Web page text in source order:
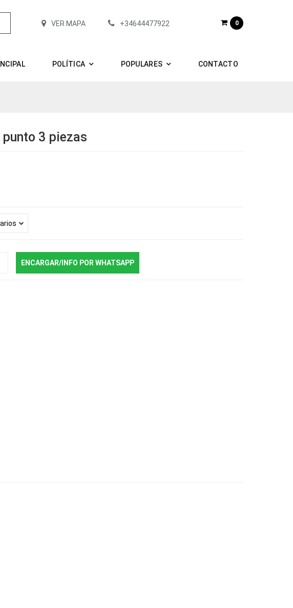
VER MAPA +34644477922 0
POLÍTICA POPULARES CONTACTO
3 piezas
ENCARGAR/INFO POR WHATSAPP